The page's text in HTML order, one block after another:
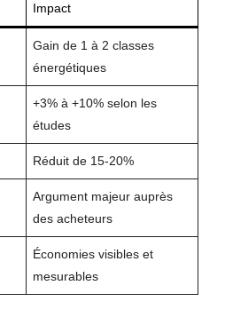
Impact
Gain de 1 à 2 classes
énergétiques
+3% à +10% selon les
études
Réduit de 15-20%
Argument majeur auprès
des acheteurs
Économies visibles et
mesurables